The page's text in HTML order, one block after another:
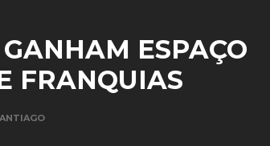
ESPAÇO
FRANQUIAS